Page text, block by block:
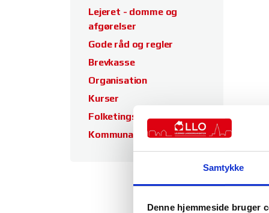
Samtykke
Denne hjemmeside bruger
Lejeret - domme og
afgørelser
Gode råd og regler
Brevkasse
Organisation
Kurser
Folketingsvalg
Kommunalvalg